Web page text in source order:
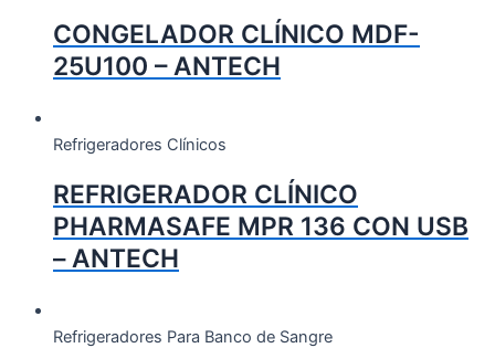
CONGELADOR CLÍNICO MDF-
25U100 – ANTECH
Refrigeradores Clínicos
REFRIGERADOR CLÍNICO
PHARMASAFE MPR 136 CON USB
– ANTECH
Refrigeradores Para Banco de Sangre